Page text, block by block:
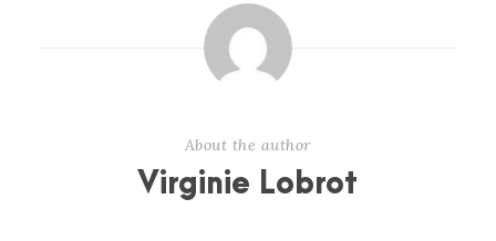
About the author
Virginie Lobrot